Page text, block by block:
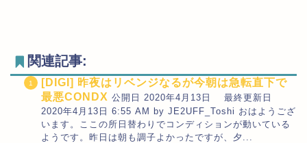
関連記事:
[DIGI] 昨夜はリベンジなるが今朝は急転直下で
最悪CONDX 公開日 2020年4月13日 最終更新日
2020年4月13日 6:55 AM by JE2UFF_Toshi おはようござ
います。ここの所日替わりでコンディションが動いている
ようです。昨日は朝も調子よかったですが、夕...